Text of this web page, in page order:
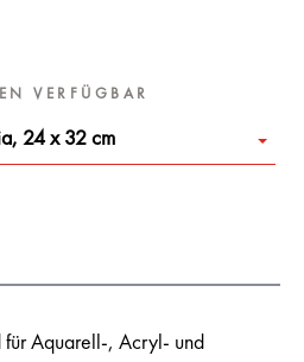
VERFÜGBAR
24 x 32 cm
für Aquarell-, Acryl- und